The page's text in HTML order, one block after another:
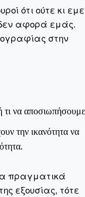
ότι ούτε κι
αφορά εμάς.
στην
τι να
την ικανότητα να
πραγματικά
εξουσίας, τότε